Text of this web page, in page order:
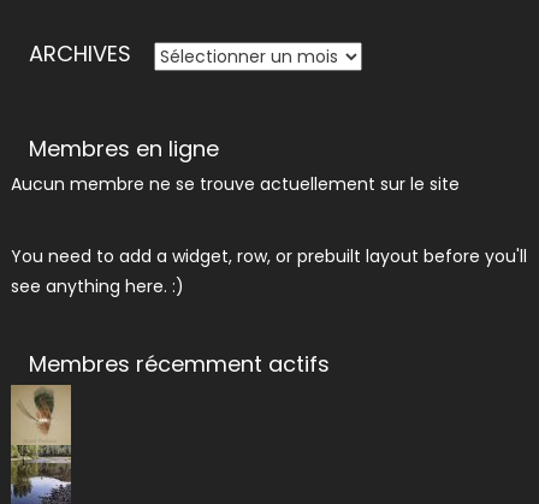
ARCHIVES ARCHIVES
Membres en ligne
Aucun membre ne se trouve actuellement sur le site
You need to add a widget, row, or prebuilt layout before you'll
see anything here. :)
Membres récemment actifs